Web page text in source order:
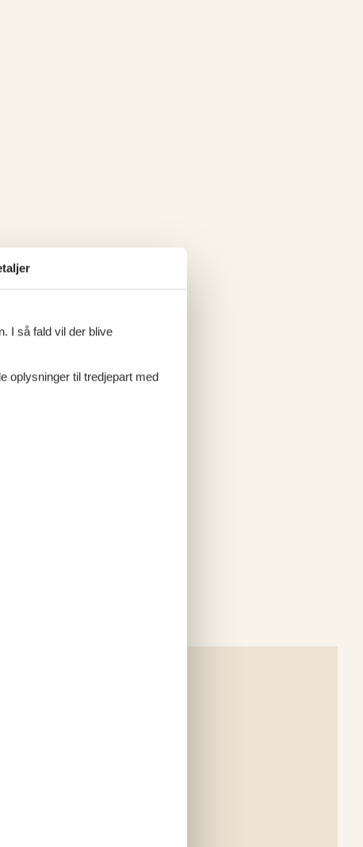
I så fald vil der blive
oplysninger til tredjepart med